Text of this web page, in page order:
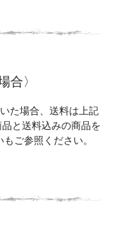
合〉
た場合、送料は上記
と送料込みの商品を
ご参照ください。